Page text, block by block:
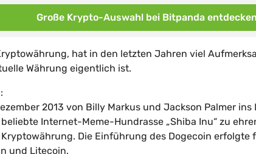
Große Krypto-Auswahl bei Bitpanda entdecken
hat in den letzten Jahren viel
Währung eigentlich ist.
2013 von Billy Markus und Jackson Palmer
Internet-Meme-Hundrasse „Shiba Inu“ zu
Die Einführung des Dogecoin
und Litecoin.